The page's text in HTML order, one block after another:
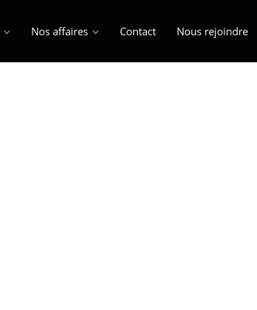
Nos affaires Contact Nous rejoindre